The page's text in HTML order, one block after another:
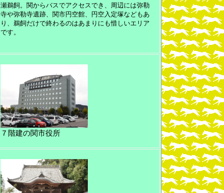
瀬鵜飼。関からバスでアクセスでき、周辺には弥勒
寺や弥勒寺遺跡、関市円空館、円空入定塚などもあ
り、鵜飼だけで終わるのはあまりにも惜しいエリア
です。
７階建の関市役所